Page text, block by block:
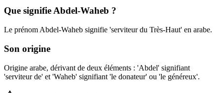
Que signifieAbdel-Waheb ?
Le prénom Abdel-Waheb signifie 'serviteur du Très-Haut' en arabe.
Son origine
Origine arabe, dérivant de deux éléments : 'Abdel' signifiant
'serviteur de' et 'Waheb' signifiant 'le donateur' ou 'le généreux'.